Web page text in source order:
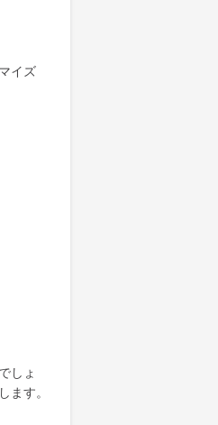
イズ
しょ
ます。